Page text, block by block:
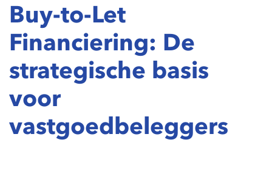
Buy-to-Let
Financiering: De
strategische basis
voor
vastgoedbeleggers